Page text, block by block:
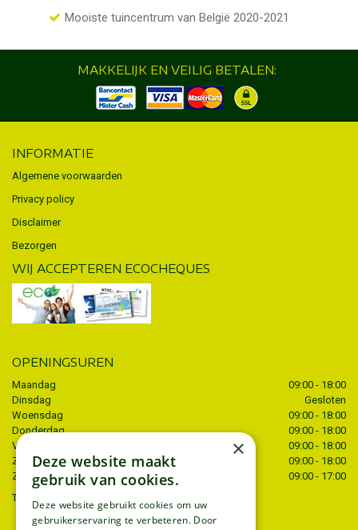
Mooiste tuincentrum van België 2020-2021
MAKKELIJK EN VEILIG BETALEN:
INFORMATIE
Algemene voorwaarden
Privacy policy
Disclaimer
Bezorgen
WIJ ACCEPTEREN ECOCHEQUES
OPENINGSUREN
Maandag
09:00 - 18:00
Dinsdag
Gesloten
Woensdag
09:00 - 18:00
Donderdag
09:00 - 18:00
Vrijdag
09:00 - 18:00
Zaterdag
09:00 - 18:00
Zondag
09:00 - 17:00
Toon alle openingstijden
×
Deze website maakt
gebruik van cookies.
Deze website gebruikt cookies om uw
gebruikerservaring te verbeteren. Door